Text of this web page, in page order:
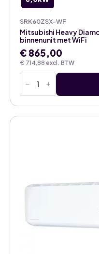
SRK60ZSX-WF
€ 714,88 excl. BTW
Mitsubishi Heavy
binnenunit met WiFi
€ 865,00
Mitsubishi
Heavy
Hyper
6,0kW
airco